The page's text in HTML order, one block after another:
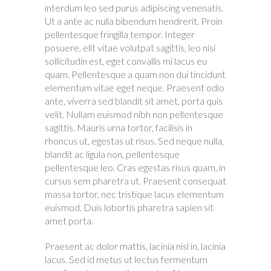
interdum leo sed purus adipiscing venenatis.
Ut a ante ac nulla bibendum hendrerit. Proin
pellentesque fringilla tempor. Integer
posuere, elit vitae volutpat sagittis, leo nisi
sollicitudin est, eget convallis mi lacus eu
quam. Pellentesque a quam non dui tincidunt
elementum vitae eget neque. Praesent odio
ante, viverra sed blandit sit amet, porta quis
velit. Nullam euismod nibh non pellentesque
sagittis. Mauris urna tortor, facilisis in
rhoncus ut, egestas ut risus. Sed neque nulla,
blandit ac ligula non, pellentesque
pellentesque leo. Cras egestas risus quam, in
cursus sem pharetra ut. Praesent consequat
massa tortor, nec tristique lacus elementum
euismod. Duis lobortis pharetra sapien sit
amet porta.
Praesent ac dolor mattis, lacinia nisl in, lacinia
lacus. Sed id metus ut lectus fermentum